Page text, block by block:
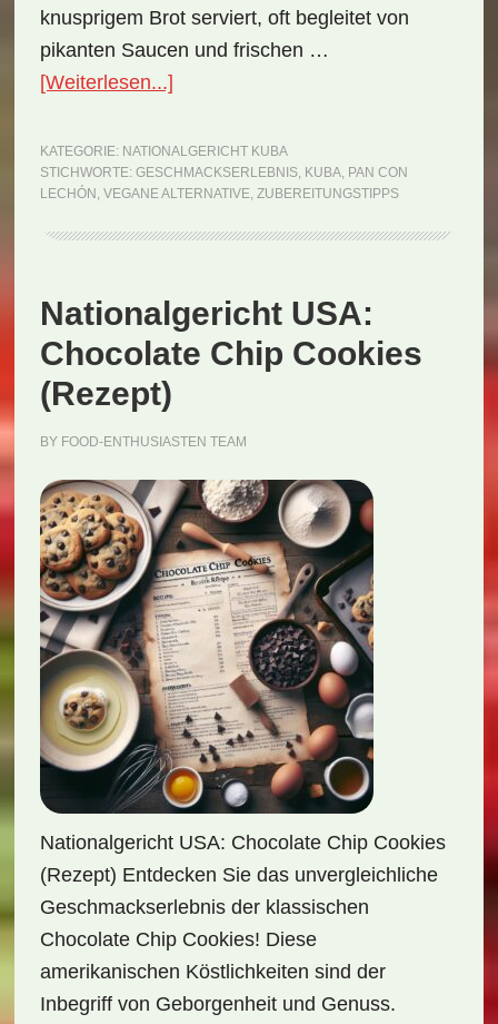
knusprigem Brot serviert, oft begleitet von
pikanten Saucen und frischen …
[Weiterlesen...]ÜberNationalgericht
Pan
con
(Rezept)
KATEGORIE: NATIONALGERICHT KUBA
STICHWORTE: GESCHMACKSERLEBNIS, KUBA, PAN CON
LECHÓN , VEGANE ALTERNATIVE, ZUBEREITUNGSTIPPS
Nationalgericht USA:
Chocolate Chip Cookies
(Rezept)
BY FOOD-ENTHUSIASTEN TEAM
Nationalgericht USA: Chocolate Chip Cookies
(Rezept) Entdecken Sie das unvergleichliche
Geschmackserlebnis der klassischen
Chocolate Chip Cookies! Diese
amerikanischen Köstlichkeiten sind der
Inbegriff von Geborgenheit und Genuss.